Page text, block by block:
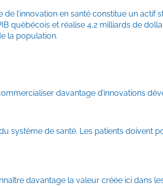
l’innovation en santé constitue un actif
québécois et réalise 4,2 milliards de
la population.
davantage d’innovations
système de santé. Les patients doivent
davantage la valeur créée ici dans